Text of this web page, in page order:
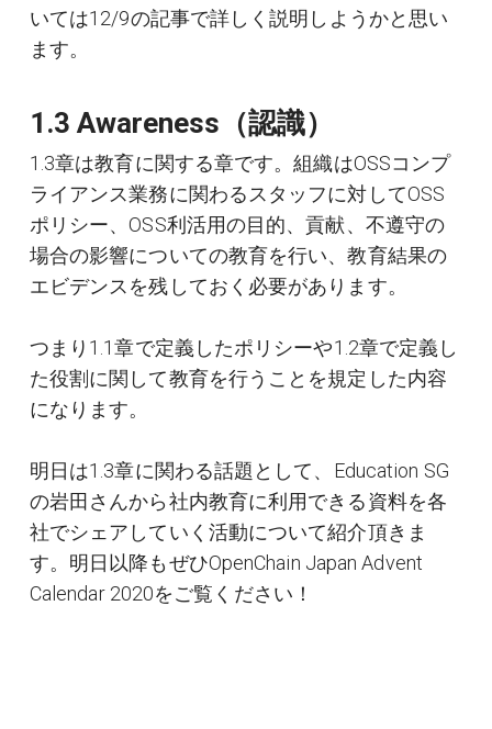
いては12/9の記事で詳しく説明しようかと思い
ます。
1.3 Awareness（認識）
1.3章は教育に関する章です。組織はOSSコンプ
ライアンス業務に関わるスタッフに対してOSS
ポリシー、OSS利活用の目的、貢献、不遵守の
場合の影響についての教育を行い、教育結果の
エビデンスを残しておく必要があります。
つまり1.1章で定義したポリシーや1.2章で定義し
た役割に関して教育を行うことを規定した内容
になります。
明日は1.3章に関わる話題として、Education SG
の岩田さんから社内教育に利用できる資料を各
社でシェアしていく活動について紹介頂きま
す。明日以降もぜひOpenChain Japan Advent
Calendar 2020をご覧ください！